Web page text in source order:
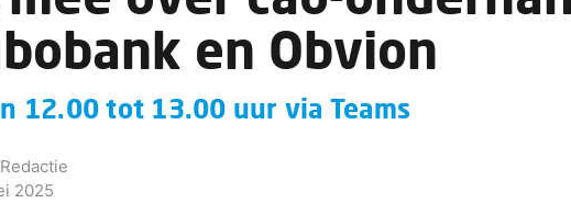
en Obvion
12.00 tot 13.00 uur via Teams
2025